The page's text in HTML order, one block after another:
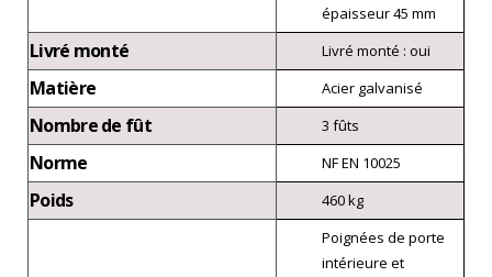
épaisseur 45 mm
Livré monté Livré monté : oui
Matière Acier galvanisé
Nombre de fût 3 fûts
Norme NF EN 10025
Poids 460 kg
Poignées de porte
intérieure et